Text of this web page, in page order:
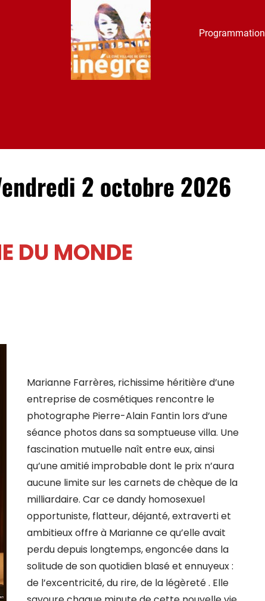
Programmation
2 octobre 2026
DU MONDE
Marianne Farrères, richissime héritière d’une
entreprise de cosmétiques rencontre le
photographe Pierre-Alain Fantin lors d’une
séance photos dans sa somptueuse villa. Une
fascination mutuelle naît entre eux, ainsi
qu’une amitié improbable dont le prix n’aura
aucune limite sur les carnets de chèque de la
milliardaire. Car ce dandy homosexuel
opportuniste, flatteur, déjanté, extraverti et
ambitieux offre à Marianne ce qu’elle avait
perdu depuis longtemps, engoncée dans la
solitude de son quotidien blasé et ennuyeux :
de l’excentricité, du rire, de la légèreté . Elle